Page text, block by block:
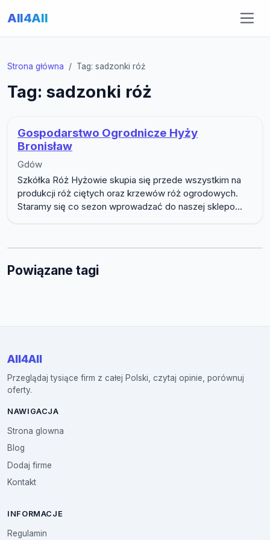
All4All
Strona główna Tag: sadzonki róż
Tag: sadzonki róż
Gospodarstwo Ogrodnicze Hyży
Bronisław
Gdów
Szkółka Róż Hyżowie skupia się przede wszystkim na
produkcji róż ciętych oraz krzewów róż ogrodowych.
Staramy się co sezon wprowadzać do naszej sklepo...
Powiązane tagi
All4All
Przeglądaj tysiące firm z całej Polski, czytaj opinie, porównuj
oferty.
NAWIGACJA
Strona glowna
Blog
Dodaj firme
Kontakt
INFORMACJE
Regulamin